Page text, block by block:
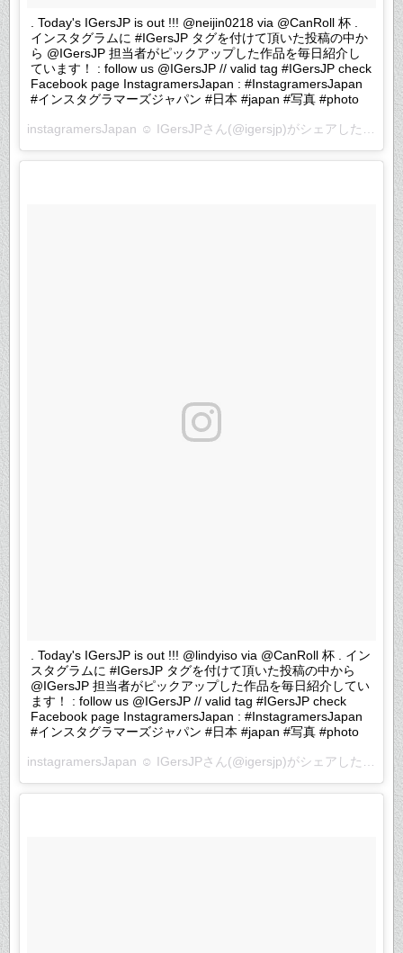
. Today's IGersJP is out !!! @neijin0218 via @CanRoll 杯 .
インスタグラムに #IGersJP タグを付けて頂いた投稿の中か
ら @IGersJP 担当者がピックアップした作品を毎日紹介し
ています！ : follow us @IGersJP // valid tag #IGersJP check
Facebook page InstagramersJapan : #InstagramersJapan
#インスタグラマーズジャパン #日本 #japan #写真 #photo
instagramersJapan ☺︎ IGersJPさん(@igersjp)がシェアした投稿 –
. Today's IGersJP is out !!! @lindyiso via @CanRoll 杯 . イン
スタグラムに #IGersJP タグを付けて頂いた投稿の中から
@IGersJP 担当者がピックアップした作品を毎日紹介してい
ます！ : follow us @IGersJP // valid tag #IGersJP check
Facebook page InstagramersJapan : #InstagramersJapan
#インスタグラマーズジャパン #日本 #japan #写真 #photo
instagramersJapan ☺︎ IGersJPさん(@igersjp)がシェアした投稿 –